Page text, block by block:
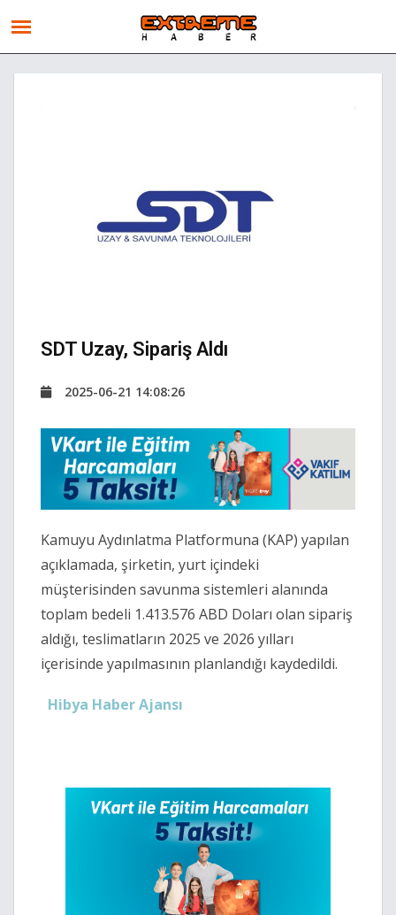
SDT Uzay, Sipariş Aldı
2025-06-21 14:08:26
Kamuyu Aydınlatma Platformuna (KAP) yapılan
açıklamada, şirketin, yurt içindeki
müşterisinden savunma sistemleri alanında
toplam bedeli 1.413.576 ABD Doları olan sipariş
aldığı, teslimatların 2025 ve 2026 yılları
içerisinde yapılmasının planlandığı kaydedildi.
Hibya Haber Ajansı